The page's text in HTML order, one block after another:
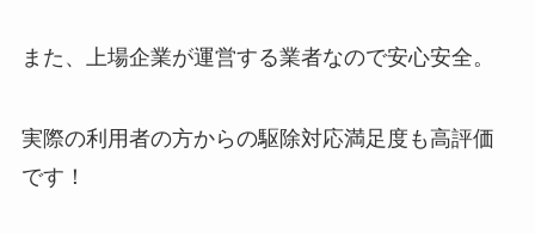
また、上場企業が運営する業者なので安心安全。
実際の利用者の方からの駆除対応満足度も高評価
です！